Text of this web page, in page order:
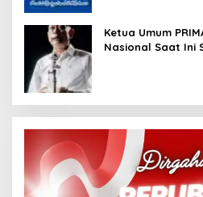
Ketua Umum
Nasional Saat Ini